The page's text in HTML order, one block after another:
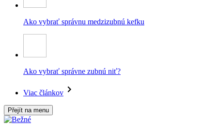
Ako vybrať správnu medzizubnú kefku
Ako vybrať správne zubnú niť?
Viac článkov
Přejít na menu